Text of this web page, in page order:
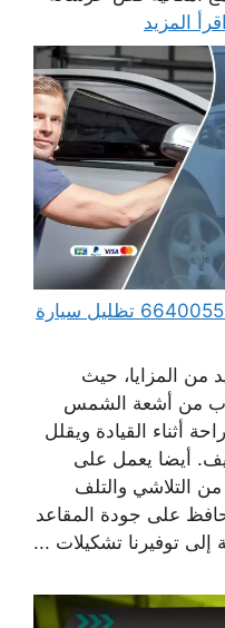
اقرأ المزيد
تظليل سيارات متنقل الكويت 66400552 تظليل سيارة
من المزايا، حيث
من أشعة الشمس
أثناء القيادة ويقلل
أيضا يعمل على
من التلاشي والتلف
على جودة المقاعد
إلى توفيرنا تشكيلات ...